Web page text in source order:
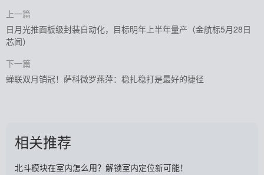
上一篇
日月光推面板级封装自动化，目标明年上半年量产（金航标5月28日
芯闻）
下一篇
蝉联双月销冠！萨科微罗燕萍：稳扎稳打是最好的捷径
相关推荐
北斗模块在室内怎么用？解锁室内定位新可能！